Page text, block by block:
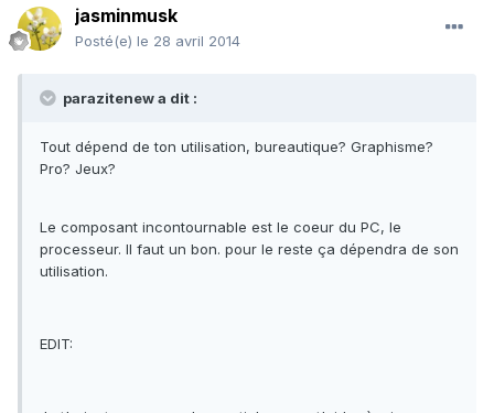
jasminmusk
Posté(e) le 28 avril 2014
parazitenew a dit :
Tout dépend de ton utilisation, bureautique? Graphisme?
Pro? Jeux?
Le composant incontournable est le coeur du PC, le
processeur. Il faut un bon. pour le reste ça dépendra de son
utilisation.
EDIT: